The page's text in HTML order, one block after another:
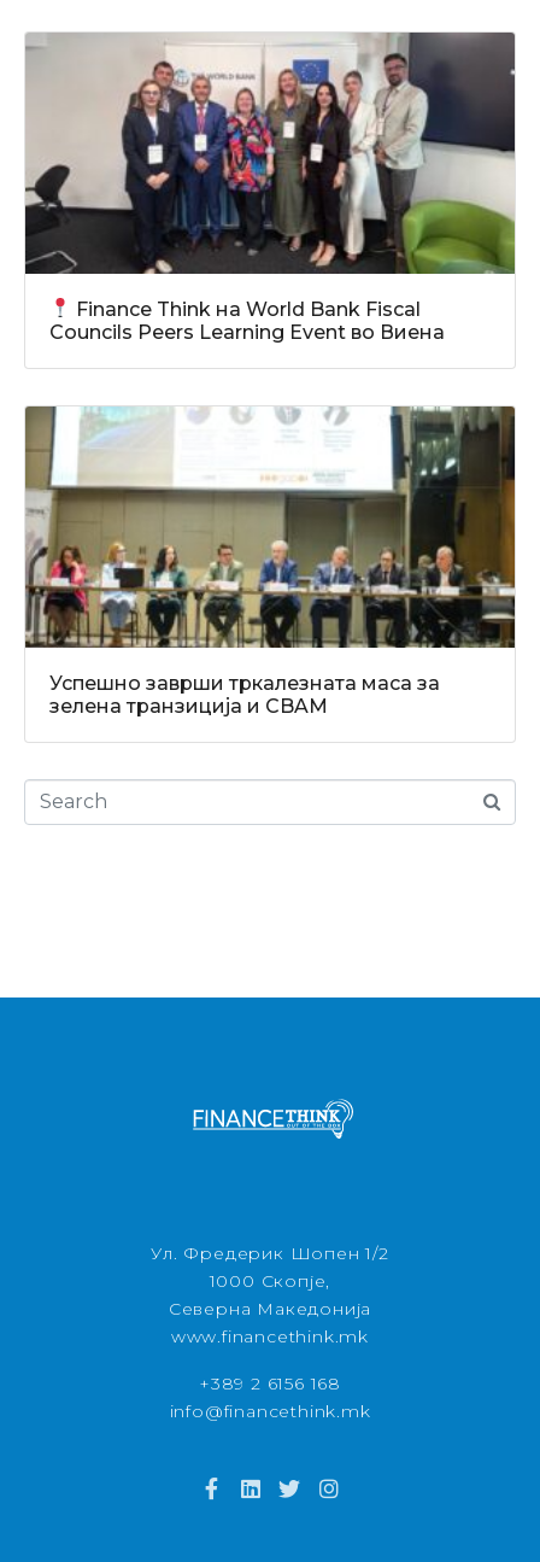
Finance Think на World Bank Fiscal
Councils Peers Learning Event во Виена
Успешно заврши тркалезната маса за
зелена транзиција и CBAM
Ул. Фредерик Шопен 1/2
1000 Скопје,
Северна Македонија
www.financethink.mk
+389 2 6156 168
info@financethink.mk